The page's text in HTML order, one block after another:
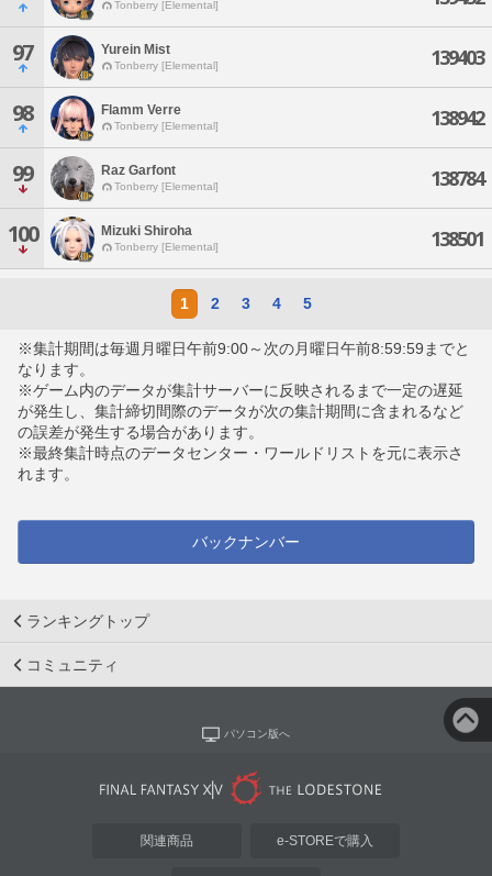
Tonberry [Elemental]
97 Yurein Mist
Tonberry [Elemental] 139403
98 Flamm Verre
Tonberry [Elemental] 138942
99 Raz Garfont
Tonberry [Elemental] 138784
100 Mizuki Shiroha
Tonberry [Elemental] 138501
1 2 3 4 5
※集計期間は毎週月曜日午前9:00～次の月曜日午前8:59:59までと
なります。
※ゲーム内のデータが集計サーバーに反映されるまで一定の遅延
が発生し、集計締切間際のデータが次の集計期間に含まれるなど
の誤差が発生する場合があります。
※最終集計時点のデータセンター・ワールドリストを元に表示さ
れます。
バックナンバー
ランキングトップ
コミュニティ
パソコン版へ
関連商品 e-STOREで購入